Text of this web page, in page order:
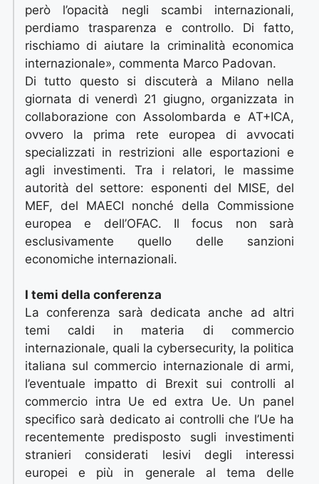
però l’opacità negli scambi internazionali,
perdiamo trasparenza e controllo. Di fatto,
rischiamo di aiutare la criminalità economica
internazionale», commenta Marco Padovan.
Di tutto questo si discuterà a Milano nella
giornata di venerdì 21 giugno, organizzata in
collaborazione con Assolombarda e AT+ICA,
ovvero la prima rete europea di avvocati
specializzati in restrizioni alle esportazioni e
agli investimenti. Tra i relatori, le massime
autorità del settore: esponenti del MISE, del
MEF, del MAECI nonché della Commissione
europea e dell’OFAC. Il focus non sarà
esclusivamente quello delle sanzioni
economiche internazionali.
I temi della conferenza
La conferenza sarà dedicata anche ad altri
temi caldi in materia di commercio
internazionale, quali la cybersecurity, la politica
italiana sul commercio internazionale di armi,
l’eventuale impatto di Brexit sui controlli al
commercio intra Ue ed extra Ue. Un panel
specifico sarà dedicato ai controlli che l’Ue ha
recentemente predisposto sugli investimenti
stranieri considerati lesivi degli interessi
europei e più in generale al tema delle